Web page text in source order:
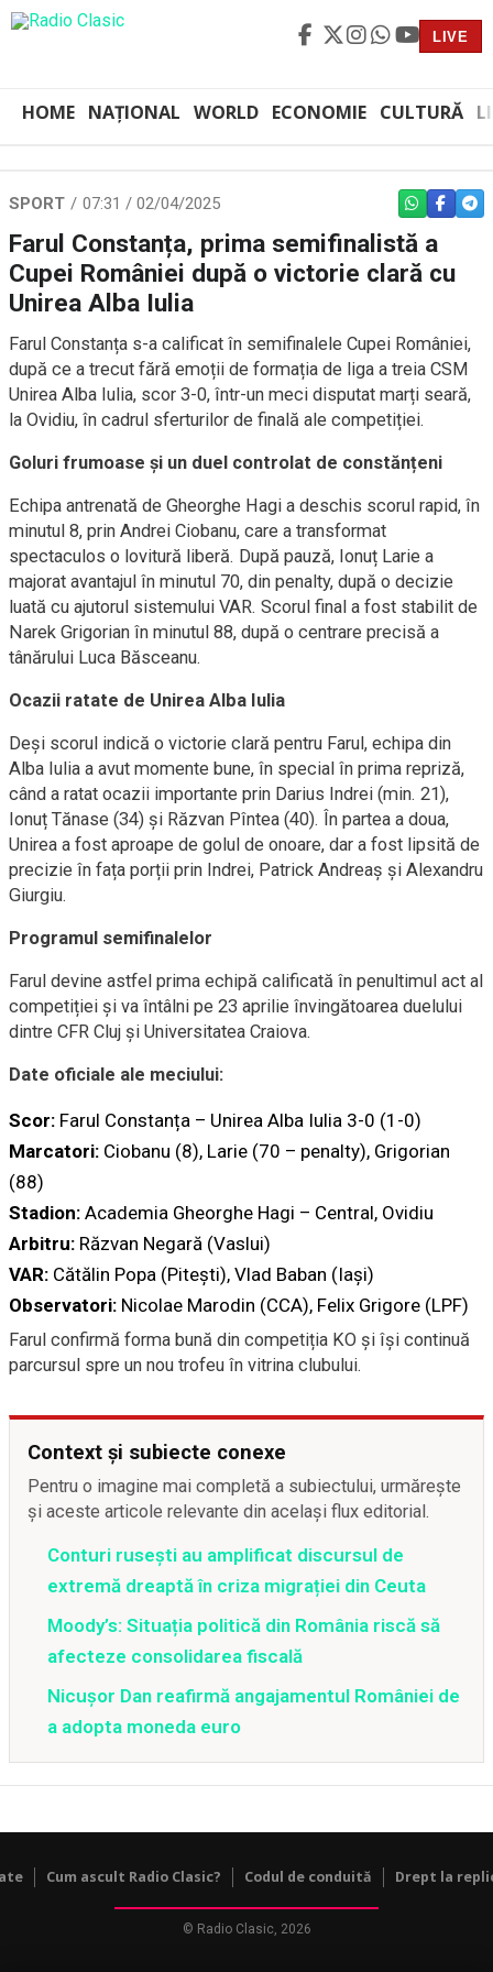
LIVE
HOME NAȚIONAL WORLD ECONOMIE CULTURĂ
SPORT 07:31 / 02/04/2025 WHATSAPP
Farul Constanța, prima semifinalistă a
Cupei României după o victorie clară cu
Unirea Alba Iulia
Farul Constanța s-a calificat în semifinalele Cupei României,
după ce a trecut fără emoții de formația de liga a treia CSM
Unirea Alba Iulia, scor 3-0, într-un meci disputat marți seară,
la Ovidiu, în cadrul sferturilor de finală ale competiției.
Goluri frumoase și un duel controlat de constănțeni
Echipa antrenată de Gheorghe Hagi a deschis scorul rapid, în
minutul 8, prin Andrei Ciobanu, care a transformat
spectaculos o lovitură liberă. După pauză, Ionuț Larie a
majorat avantajul în minutul 70, din penalty, după o decizie
luată cu ajutorul sistemului VAR. Scorul final a fost stabilit de
Narek Grigorian în minutul 88, după o centrare precisă a
tânărului Luca Băsceanu.
Ocazii ratate de Unirea Alba Iulia
Deși scorul indică o victorie clară pentru Farul, echipa din
Alba Iulia a avut momente bune, în special în prima repriză,
când a ratat ocazii importante prin Darius Indrei (min. 21),
Ionuț Tănase (34) și Răzvan Pîntea (40). În partea a doua,
Unirea a fost aproape de golul de onoare, dar a fost lipsită de
precizie în fața porții prin Indrei, Patrick Andreaș și Alexandru
Giurgiu.
Programul semifinalelor
Farul devine astfel prima echipă calificată în penultimul act al
competiției și va întâlni pe 23 aprilie învingătoarea duelului
dintre CFR Cluj și Universitatea Craiova.
Date oficiale ale meciului:
Scor: Farul Constanța – Unirea Alba Iulia 3-0 (1-0)
Marcatori: Ciobanu (8), Larie (70 – penalty), Grigorian
(88)
Stadion: Academia Gheorghe Hagi – Central, Ovidiu
Arbitru: Răzvan Negară (Vaslui)
VAR: Cătălin Popa (Pitești), Vlad Baban (Iași)
Observatori: Nicolae Marodin (CCA), Felix Grigore (LPF)
Farul confirmă forma bună din competiția KO și își continuă
parcursul spre un nou trofeu în vitrina clubului.
Context și subiecte conexe
Pentru o imagine mai completă a subiectului, urmărește
și aceste articole relevante din același flux editorial.
Conturi rusești au amplificat discursul de
extremă dreaptă în criza migrației din Ceuta
Moody’s: Situația politică din România riscă să
afecteze consolidarea fiscală
Nicușor Dan reafirmă angajamentul României de
a adopta moneda euro
Cum ascult Radio Clasic? Codul de conduită Drept la
© Radio Clasic, 2026